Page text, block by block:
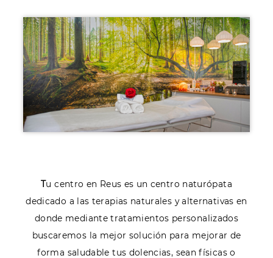
Tu centro en Reus es un centro naturópata
dedicado a las terapias naturales y alternativas en
donde mediante tratamientos personalizados
buscaremos la mejor solución para mejorar de
forma saludable tus dolencias, sean físicas o